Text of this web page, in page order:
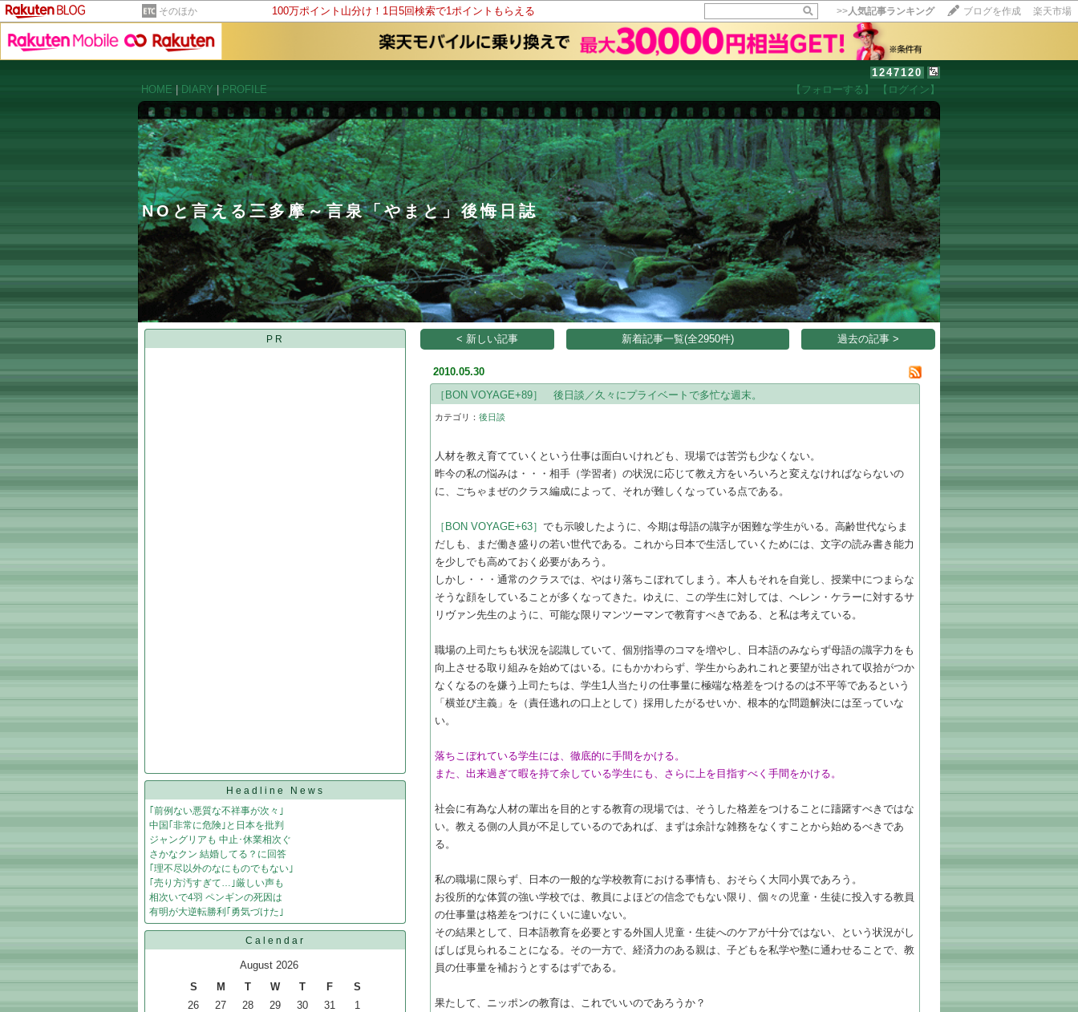
そのほか 100万ポイント山分け！1日5回検索で1ポイントもらえる >>人気記事ランキング ブログを作成 楽天市場
1247120
HOME
DIARY PROFILE 【フォローする】 【ログイン】
NOと言える三多摩～言泉「やまと」後悔日誌
10秒滞在
いいね!
PR
Headline News
｢前例ない悪質な不祥事が次々｣
中国｢非常に危険｣と日本を批判
ジャングリアも 中止･休業相次ぐ
さかなクン 結婚してる？に回答
｢理不尽以外のなにものでもない｣
｢売り方汚すぎて…｣厳しい声も
相次いで4羽 ペンギンの死因は
有明が大逆転勝利｢勇気づけた｣
Calendar
August 2026
S
M T W T F
S
26
27 28 29 30 31
1
< 新しい記事 新着記事一覧(全2950件) 過去の記事 >
2010.05.30
［BON VOYAGE+89］ 後日談／久々にプライベートで多忙な週末。
カテゴリ：後日談
人材を教え育てていくという仕事は面白いけれども、現場では苦労も少なくない。
昨今の私の悩みは・・・相手（学習者）の状況に応じて教え方をいろいろと変えなければならないの
に、ごちゃまぜのクラス編成によって、それが難しくなっている点である。
［BON VOYAGE+63］でも示唆したように、今期は母語の識字が困難な学生がいる。高齢世代ならま
だしも、まだ働き盛りの若い世代である。これから日本で生活していくためには、文字の読み書き能力
を少しでも高めておく必要があろう。
しかし・・・通常のクラスでは、やはり落ちこぼれてしまう。本人もそれを自覚し、授業中につまらな
そうな顔をしていることが多くなってきた。ゆえに、この学生に対しては、ヘレン・ケラーに対するサ
リヴァン先生のように、可能な限りマンツーマンで教育すべきである、と私は考えている。
職場の上司たちも状況を認識していて、個別指導のコマを増やし、日本語のみならず母語の識字力をも
向上させる取り組みを始めてはいる。にもかかわらず、学生からあれこれと要望が出されて収拾がつか
なくなるのを嫌う上司たちは、学生1人当たりの仕事量に極端な格差をつけるのは不平等であるという
「横並び主義」を（責任逃れの口上として）採用したがるせいか、根本的な問題解決には至っていな
い。
落ちこぼれている学生には、徹底的に手間をかける。
また、出来過ぎて暇を持て余している学生にも、さらに上を目指すべく手間をかける。
社会に有為な人材の輩出を目的とする教育の現場では、そうした格差をつけることに躊躇すべきではな
い。教える側の人員が不足しているのであれば、まずは余計な雑務をなくすことから始めるべきであ
る。
私の職場に限らず、日本の一般的な学校教育における事情も、おそらく大同小異であろう。
お役所的な体質の強い学校では、教員によほどの信念でもない限り、個々の児童・生徒に投入する教員
の仕事量は格差をつけにくいに違いない。
その結果として、日本語教育を必要とする外国人児童・生徒へのケアが十分ではない、という状況がし
ばしば見られることになる。その一方で、経済力のある親は、子どもを私学や塾に通わせることで、教
員の仕事量を補おうとするはずである。
果たして、ニッポンの教育は、これでいいのであろうか？